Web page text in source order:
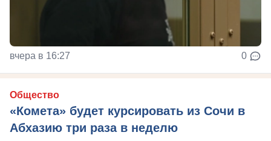
вчера в 16:27 0
Общество
«Комета» будет курсировать из Сочи в
Абхазию три раза в неделю